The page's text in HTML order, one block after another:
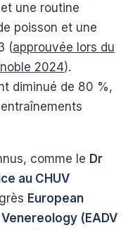
et une routine
poisson et une
(approuvée lors du
2024).
diminué de 80 %,
comme le Dr
au CHUV
European
(EADV